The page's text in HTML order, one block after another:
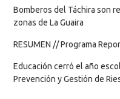
Bomberos del Táchira son
zonas de La Guaira
RESUMEN // Programa
Educación cerró el año
Prevención y Gestión de